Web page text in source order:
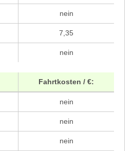
nein
7,35
nein
Fahrtkosten / €:
nein
nein
nein